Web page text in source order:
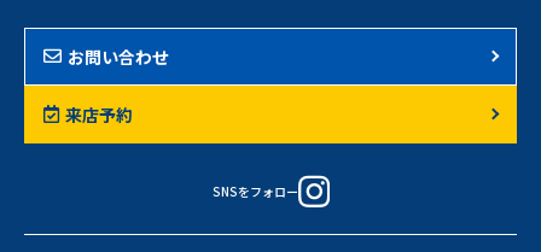
お問い合わせ
来店予約
SNSをフォロー